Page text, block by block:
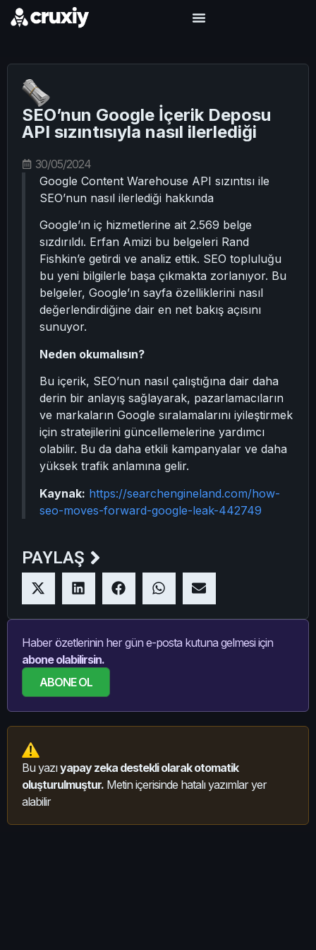
SEO’nun Google İçerik Deposu
API sızıntısıyla nasıl ilerlediği
30/05/2024
Google Content Warehouse API sızıntısı ile
SEO’nun nasıl ilerlediği hakkında
Google’ın iç hizmetlerine ait 2.569 belge
sızdırıldı. Erfan Amizi bu belgeleri Rand
Fishkin’e getirdi ve analiz ettik. SEO topluluğu
bu yeni bilgilerle başa çıkmakta zorlanıyor. Bu
belgeler, Google’ın sayfa özelliklerini nasıl
değerlendirdiğine dair en net bakış açısını
sunuyor.
Neden okumalısın?
Bu içerik, SEO’nun nasıl çalıştığına dair daha
derin bir anlayış sağlayarak, pazarlamacıların
ve markaların Google sıralamalarını iyileştirmek
için stratejilerini güncellemelerine yardımcı
olabilir. Bu da daha etkili kampanyalar ve daha
yüksek trafik anlamına gelir.
Kaynak: https://searchengineland.com/how-
seo-moves-forward-google-leak-442749
PAYLAŞ
Haber özetlerinin her gün e-posta kutuna gelmesi için
abone olabilirsin.
ABONE OL
Bu yazıyapay zeka destekli olarak otomatik
oluşturulmuştur. Metin içerisinde hatalı yazımlar yer
alabilir